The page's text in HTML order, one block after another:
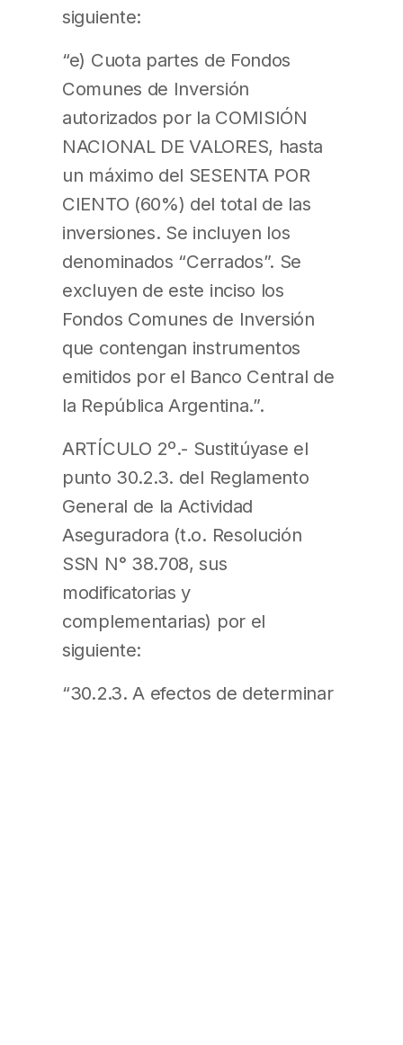
siguiente:
“e) Cuota partes de Fondos
Comunes de Inversión
autorizados por la COMISIÓN
NACIONAL DE VALORES, hasta
un máximo del SESENTA POR
CIENTO (60%) del total de las
inversiones. Se incluyen los
denominados “Cerrados”. Se
excluyen de este inciso los
Fondos Comunes de Inversión
que contengan instrumentos
emitidos por el Banco Central de
la República Argentina.”.
ARTÍCULO 2º.- Sustitúyase el
punto 30.2.3. del Reglamento
General de la Actividad
Aseguradora (t.o. Resolución
SSN N° 38.708, sus
modificatorias y
complementarias) por el
siguiente:
“30.2.3. A efectos de determinar